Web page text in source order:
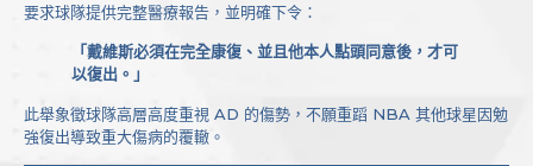
要求球隊提供完整醫療報告，並明確下令：
「戴維斯必須在完全康復、並且他本人點頭同意後，才可
以復出。」
此舉象徵球隊高層高度重視 AD 的傷勢，不願重蹈 NBA 其他球星因勉
強復出導致重大傷病的覆轍。